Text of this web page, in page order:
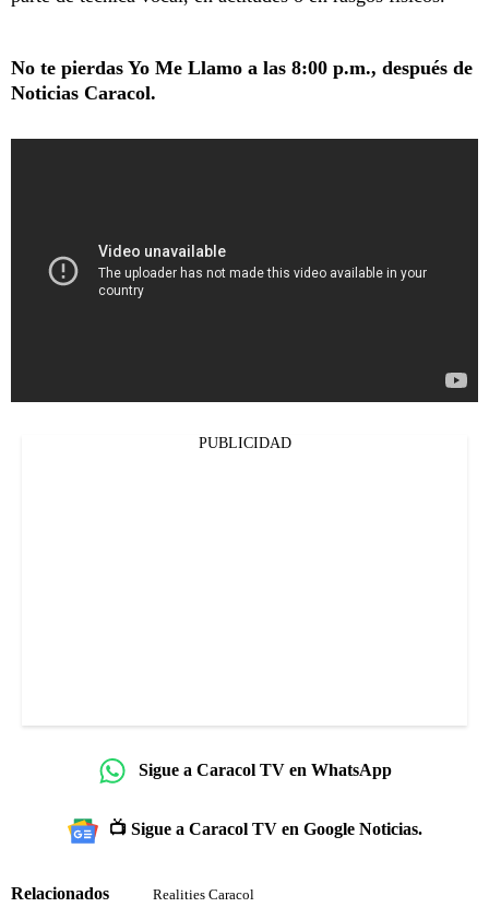
No te pierdas Yo Me Llamo a las 8:00 p.m., después de
Noticias Caracol.
PUBLICIDAD
Sigue a Caracol TV en WhatsApp
📺 Sigue a Caracol TV en Google Noticias.
Relacionados Realities Caracol